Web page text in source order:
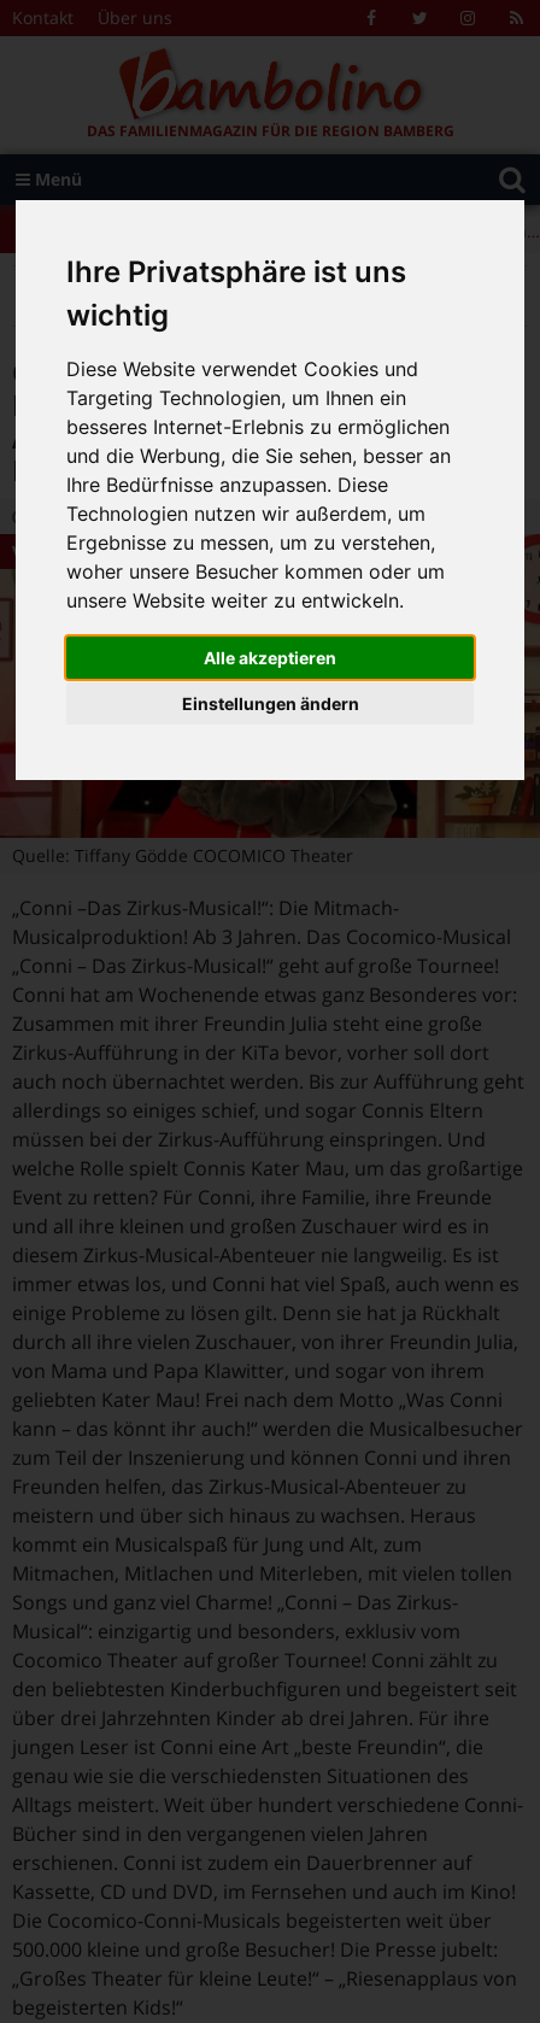
Ihre Privatsphäre ist uns
wichtig
Diese Website verwendet Cookies und
Targeting Technologien, um Ihnen ein
besseres Internet-Erlebnis zu ermöglichen
und die Werbung, die Sie sehen, besser an
Ihre Bedürfnisse anzupassen. Diese
Technologien nutzen wir außerdem, um
Ergebnisse zu messen, um zu verstehen,
woher unsere Besucher kommen oder um
unsere Website weiter zu entwickeln.
Alle akzeptieren
Einstellungen ändern
Zum Inhalt springen
Kontakt Über uns FacebookTwitter
DAS FAMILIENMAGAZIN FÜR DIE REGION BAMBERG
Menü
Suche
nach:
+++ Leolingo: Englischcamp mit Muttersprachlern – auch in Bamberg! +++
Bambolino> Magazin>Veranstaltungstipps>
CONNI – Das Zirkus-Musical! Das
Familienmusical für Jung und Alt!
Am 2. Januar 2024 im Kulturboden
Hallstadt
13.12.2023 23:26 | Bambolino-Redaktion |
Veranstaltungstipps
Quelle: Tiffany Gödde COCOMICO Theater
„Conni –Das Zirkus-Musical!“: Die Mitmach-
Musicalproduktion! Ab 3 Jahren. Das Cocomico-Musical
„Conni – Das Zirkus-Musical!“ geht auf große Tournee!
Conni hat am Wochenende etwas ganz Besonderes vor:
Zusammen mit ihrer Freundin Julia steht eine große
Zirkus-Aufführung in der KiTa bevor, vorher soll dort
auch noch übernachtet werden. Bis zur Aufführung geht
allerdings so einiges schief, und sogar Connis Eltern
müssen bei der Zirkus-Aufführung einspringen. Und
welche Rolle spielt Connis Kater Mau, um das großartige
Event zu retten? Für Conni, ihre Familie, ihre Freunde
und all ihre kleinen und großen Zuschauer wird es in
diesem Zirkus-Musical-Abenteuer nie langweilig. Es ist
immer etwas los, und Conni hat viel Spaß, auch wenn es
einige Probleme zu lösen gilt. Denn sie hat ja Rückhalt
durch all ihre vielen Zuschauer, von ihrer Freundin Julia,
von Mama und Papa Klawitter, und sogar von ihrem
geliebten Kater Mau! Frei nach dem Motto „Was Conni
kann – das könnt ihr auch!“ werden die Musicalbesucher
zum Teil der Inszenierung und können Conni und ihren
Freunden helfen, das Zirkus-Musical-Abenteuer zu
meistern und über sich hinaus zu wachsen. Heraus
kommt ein Musicalspaß für Jung und Alt, zum
Mitmachen, Mitlachen und Miterleben, mit vielen tollen
Songs und ganz viel Charme! „Conni – Das Zirkus-
Musical“: einzigartig und besonders, exklusiv vom
Cocomico Theater auf großer Tournee! Conni zählt zu
den beliebtesten Kinderbuchfiguren und begeistert seit
über drei Jahrzehnten Kinder ab drei Jahren. Für ihre
jungen Leser ist Conni eine Art „beste Freundin“, die
genau wie sie die verschiedensten Situationen des
Alltags meistert. Weit über hundert verschiedene Conni-
Bücher sind in den vergangenen vielen Jahren
erschienen. Conni ist zudem ein Dauerbrenner auf
Kassette, CD und DVD, im Fernsehen und auch im Kino!
Die Cocomico-Conni-Musicals begeisterten weit über
500.000 kleine und große Besucher! Die Presse jubelt:
„Großes Theater für kleine Leute!“ – „Riesenapplaus von
begeisterten Kids!“